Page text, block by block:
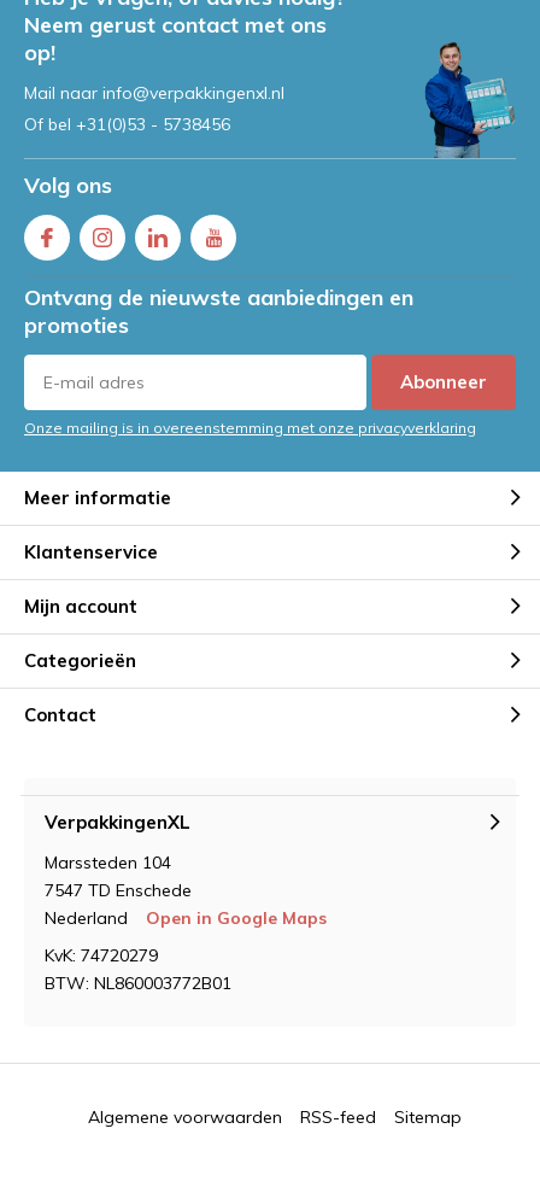
Neem gerust contact met ons
op!
Mail naar info@verpakkingenxl.nl
Of bel +31(0)53 - 5738456
Volg ons
Ontvang de nieuwste aanbiedingen en
promoties
Abonneer
Onze mailing is in overeenstemming met onze privacyverklaring
Meer informatie
Klantenservice
Mijn account
Categorieën
Contact
VerpakkingenXL
Marssteden 104
7547 TD Enschede
Nederland
Open in Google Maps
KvK: 74720279
BTW: NL860003772B01
Algemene voorwaarden RSS-feed Sitemap